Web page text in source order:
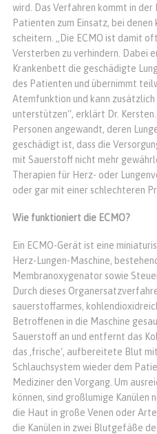
wird. Das Verfahren kommt in der
Patienten zum Einsatz, bei
scheitern. „Die ECMO ist damit
Versterben zu verhindern. Dabei
Krankenbett die geschädigte
des Patienten und übernimmt
Atemfunktion und kann
unterstützen“, erklärt Dr.
Personen angewandt, deren
geschädigt ist, dass die
mit Sauerstoff nicht mehr
Therapien für Herz- oder
oder gar mit einer schlechteren
Wie funktioniert die ECMO?
Ein ECMO-Gerät ist eine
Herz-Lungen-Maschine,
Membranoxygenator sowie
Durch dieses
sauerstoffarmes,
Betroffenen in die Maschine
Sauerstoff an und entfernt das
das ‚frische‘, aufbereitete Blut
Schlauchsystem wieder dem
Mediziner den Vorgang. Um
können, sind großlumige Kanülen
die Haut in große Venen oder
die Kanülen in zwei Blutgefäße